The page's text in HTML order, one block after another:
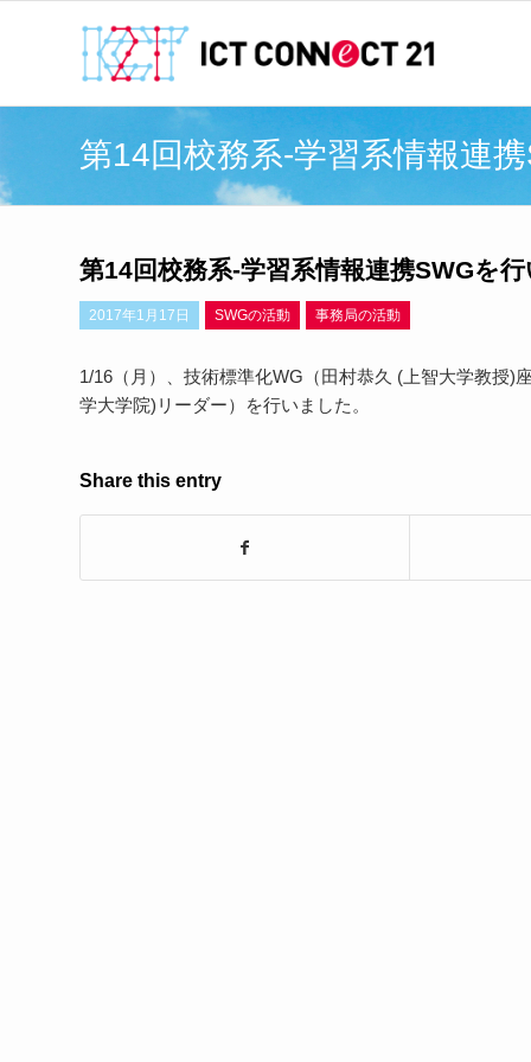
第14回校務系-学習系情報連
第14回校務系-学習系情報連携SWGを行
2017年1月17日 SWGの活動 事務局の活動
1/16（月）、技術標準化WG（田村恭久 (上智大学教授)
学大学院)リーダー）を行いました。
Share this entry